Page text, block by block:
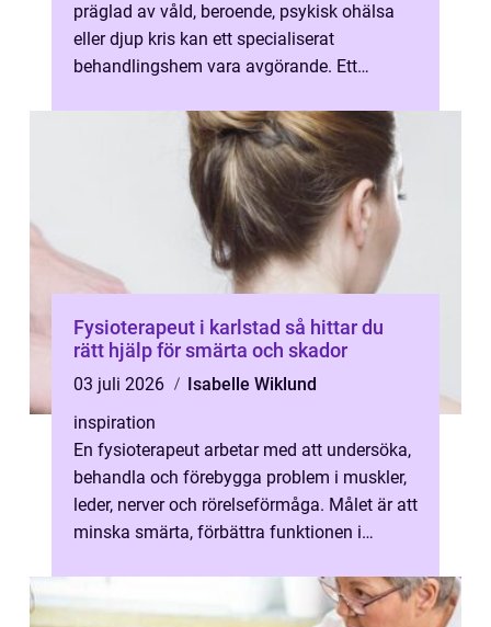
präglad av våld, beroende, psykisk ohälsa
eller djup kris kan ett specialiserat
behandlingshem vara avgörande. Ett
Fysioterapeut i karlstad så hittar du
rätt hjälp för smärta och skador
03 juli 2026
Isabelle Wiklund
inspiration
En fysioterapeut arbetar med att undersöka,
behandla och förebygga problem i muskler,
leder, nerver och rörelseförmåga. Målet är att
minska smärta, förbättra funktionen i